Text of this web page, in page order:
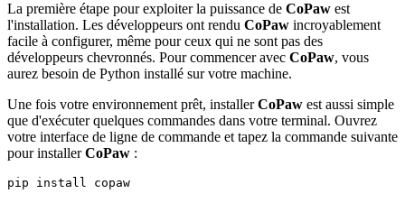
La première étape pour exploiter la puissance de CoPaw est
l'installation. Les développeurs ont rendu CoPaw incroyablement
facile à configurer, même pour ceux qui ne sont pas des
développeurs chevronnés. Pour commencer avec CoPaw, vous
aurez besoin de Python installé sur votre machine.
Une fois votre environnement prêt, installerCoPaw est aussi simple
que d'exécuter quelques commandes dans votre terminal. Ouvrez
votre interface de ligne de commande et tapez la commande suivante
pour installerCoPaw :